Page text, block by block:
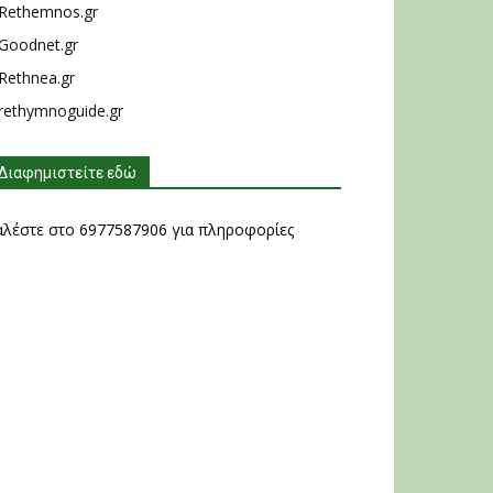
εδώ
στο 6977587906 για πληροφορίες